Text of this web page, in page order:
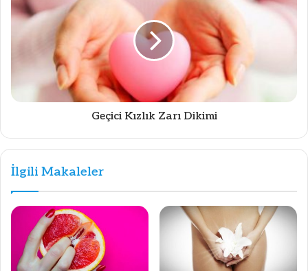
Geçici Kızlık Zarı Dikimi
İlgili Makaleler